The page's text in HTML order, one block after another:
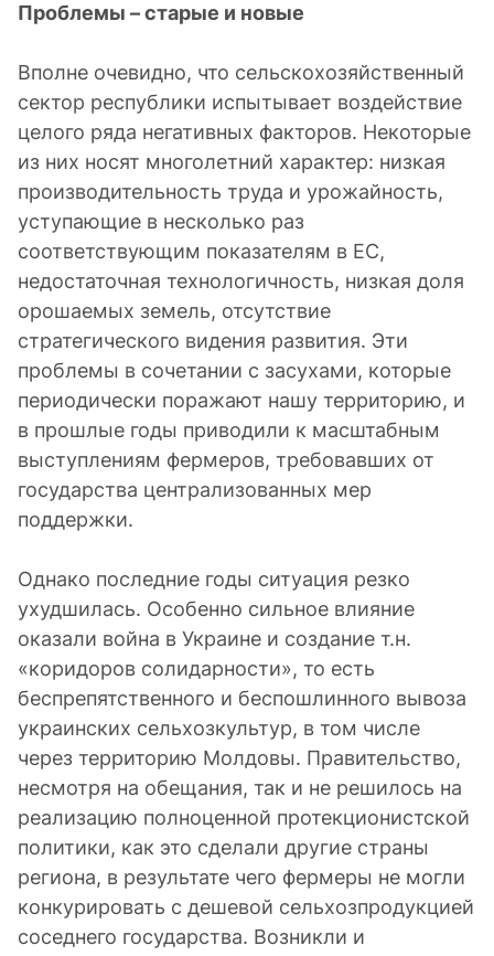
Проблемы – старые и новые
Вполне очевидно, что сельскохозяйственный
сектор республики испытывает воздействие
целого ряда негативных факторов. Некоторые
из них носят многолетний характер: низкая
производительность труда и урожайность,
уступающие в несколько раз
соответствующим показателям в ЕС,
недостаточная технологичность, низкая доля
орошаемых земель, отсутствие
стратегического видения развития. Эти
проблемы в сочетании с засухами, которые
периодически поражают нашу территорию, и
в прошлые годы приводили к масштабным
выступлениям фермеров, требовавших от
государства централизованных мер
поддержки.
Однако последние годы ситуация резко
ухудшилась. Особенно сильное влияние
оказали война в Украине и создание т.н.
«коридоров солидарности», то есть
беспрепятственного и беспошлинного вывоза
украинских сельхозкультур, в том числе
через территорию Молдовы. Правительство,
несмотря на обещания, так и не решилось на
реализацию полноценной протекционистской
политики, как это сделали другие страны
региона, в результате чего фермеры не могли
конкурировать с дешевой сельхозпродукцией
соседнего государства. Возникли и